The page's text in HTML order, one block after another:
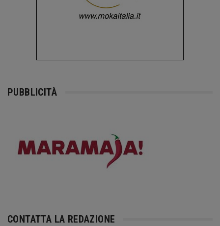
PUBBLICITÀ
CONTATTA LA REDAZIONE